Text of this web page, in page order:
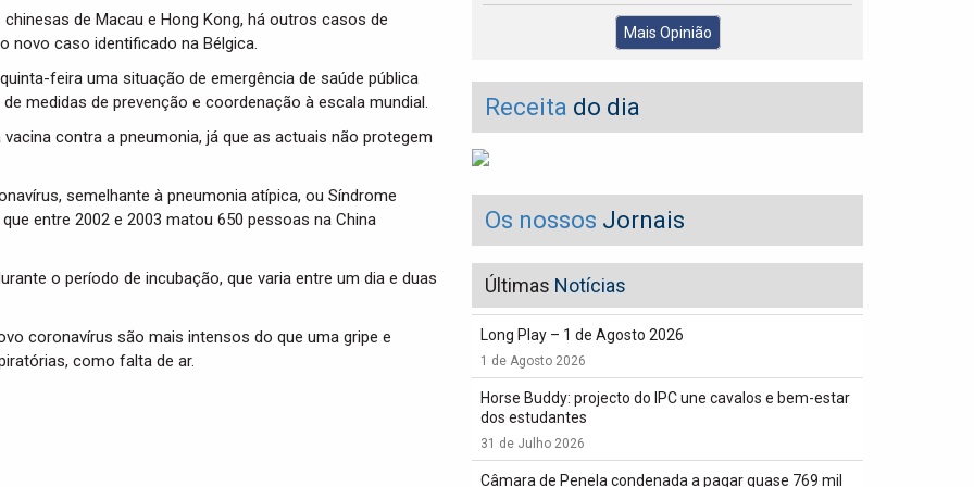
de Macau e Hong Kong, há outros casos de
novo caso identificado na Bélgica.
feira uma situação de emergência de saúde pública
medidas de prevenção e coordenação à escala mundial.
contra a pneumonia, já que as actuais não protegem
semelhante à pneumonia atípica, ou Síndrome
entre 2002 e 2003 matou 650 pessoas na China
o período de incubação, que varia entre um dia e duas
coronavírus são mais intensos do que uma gripe e
como falta de ar.
Mais Opinião
Receita do dia
Os nossos Jornais
Últimas Notícias
Long Play – 1 de Agosto 2026
1 de Agosto 2026
Horse Buddy: projecto do IPC une cavalos e bem-estar
dos estudantes
31 de Julho 2026
Câmara de Penela condenada a pagar quase 769 mil